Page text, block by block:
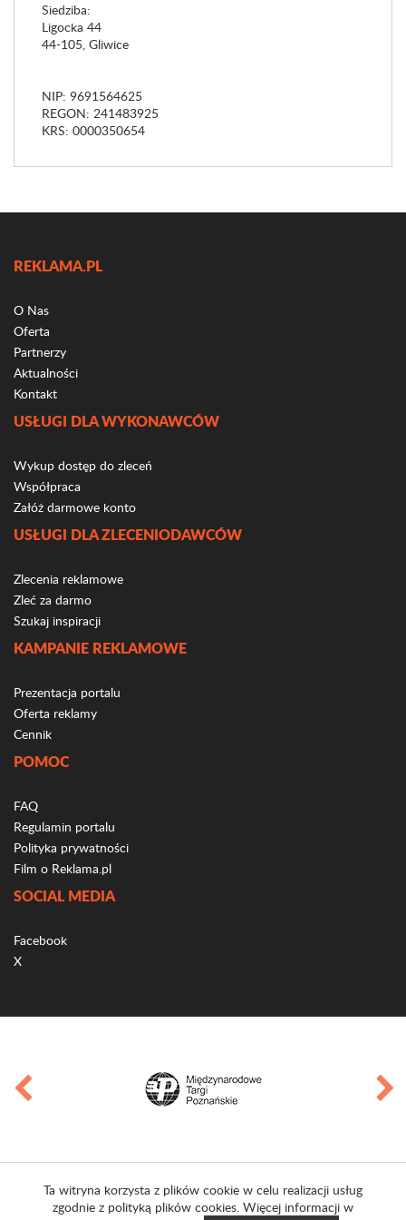
Siedziba:
Ligocka 44
44-105, Gliwice
NIP: 9691564625
REGON: 241483925
KRS: 0000350654
REKLAMA.PL
O Nas
Oferta
Partnerzy
Aktualności
Kontakt
USŁUGI DLA WYKONAWCÓW
Wykup dostęp do zleceń
Współpraca
Załóż darmowe konto
USŁUGI DLA ZLECENIODAWCÓW
Zlecenia reklamowe
Zleć za darmo
Szukaj inspiracji
KAMPANIE REKLAMOWE
Prezentacja portalu
Oferta reklamy
Cennik
POMOC
FAQ
Regulamin portalu
Polityka prywatności
Film o Reklama.pl
SOCIAL MEDIA
Facebook
X
Ta witryna korzysta z plików cookie w celu realizacji usług
zgodnie z polityką plików cookies. Więcej informacji w